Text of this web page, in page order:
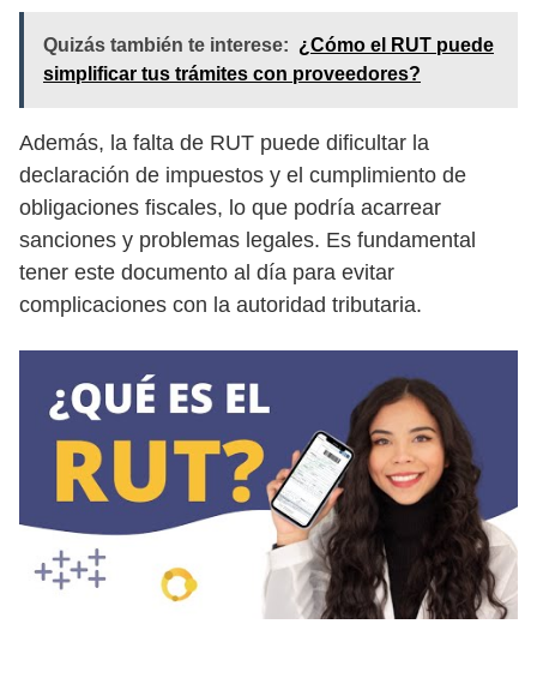
Quizás también te interese: ¿Cómo el RUT puede
simplificar tus trámites con proveedores?
Además, la falta de RUT puede dificultar la
declaración de impuestos y el cumplimiento de
obligaciones fiscales, lo que podría acarrear
sanciones y problemas legales. Es fundamental
tener este documento al día para evitar
complicaciones con la autoridad tributaria.